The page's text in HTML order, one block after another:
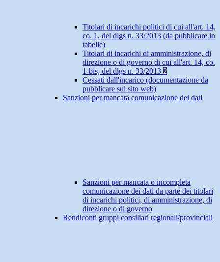
Titolari di incarichi politici di cui all'art. 14,
co. 1, del dlgs n. 33/2013 (da pubblicare in
tabelle)
Titolari di incarichi di amministrazione, di
direzione o di governo di cui all'art. 14, co.
1-bis, del dlgs n. 33/2013 2
Cessati dall'incarico (documentazione da
pubblicare sul sito web)
Sanzioni per mancata comunicazione dei dati
Sanzioni per mancata o incompleta
comunicazione dei dati da parte dei titolari
di incarichi politici, di amministrazione, di
direzione o di governo
Rendiconti gruppi consiliari regionali/provinciali